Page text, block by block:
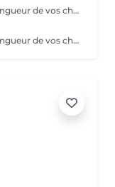
Le tarif final peut varier dépendant de la longueur de vos cheveux ainsi que des soins et produits utilisés.
Le tarif final peut varier dépendant de la longueur de vos cheveux ainsi que des soins et produits utilisés.